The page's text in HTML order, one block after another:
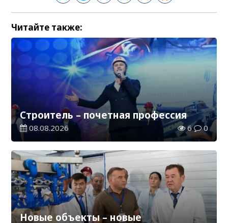
Читайте также:
Строитель – почетная профессия
08.08.2026 6 0
Новые объекты – новые